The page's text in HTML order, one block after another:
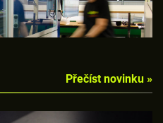
Přečíst novinku »